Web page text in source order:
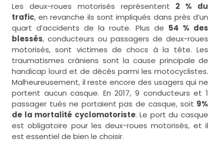
Les deux-roues motorisés représentent 2 % du
trafic, en revanche ils sont impliqués dans près d’un
quart d’accidents de la route. Plus de 54 % des
blessés, conducteurs ou passagers de deux-roues
motorisés, sont victimes de chocs à la tête. Les
traumatismes crâniens sont la cause principale de
handicap lourd et de décès parmi les motocyclistes.
Malheureusement, il reste encore des usagers qui ne
portent aucun casque. En 2017, 9 conducteurs et 1
passager tués ne portaient pas de casque, soit 9%
de la mortalité cyclomotoriste. Le port du casque
est obligatoire pour les deux-roues motorisés, et il
est essentiel de bien le choisir.